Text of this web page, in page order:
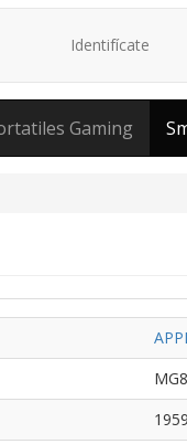
Identifícate
Gaming